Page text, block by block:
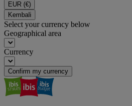
EUR (€)
Kembali
Select your currency below
Geographical area
Currency
Confirm my currency